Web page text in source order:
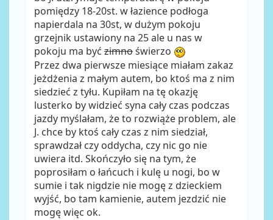
pomiędzy 18-20st. w łazience podłoga
napierdala na 30st, w dużym pokoju
grzejnik ustawiony na 25 ale u nas w
pokoju ma być zimnoświerzo
Przez dwa pierwsze miesiące miałam zakaz
jeżdżenia z małym autem, bo ktoś ma z nim
siedzieć z tyłu. Kupiłam na tę okazję
lusterko by widzieć syna cały czas podczas
jazdy myślałam, że to rozwiąże problem, ale
J. chce by ktoś cały czas z nim siedział,
sprawdzał czy oddycha, czy nic go nie
uwiera itd. Skończyło się na tym, że
poprosiłam o łańcuch i kulę u nogi, bo w
sumie i tak nigdzie nie mogę z dzieckiem
wyjść, bo tam kamienie, autem jezdzić nie
mogę więc ok.